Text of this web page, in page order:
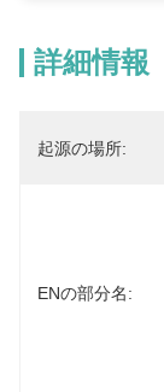
詳細情報
起源の場所:
ENの部分名: